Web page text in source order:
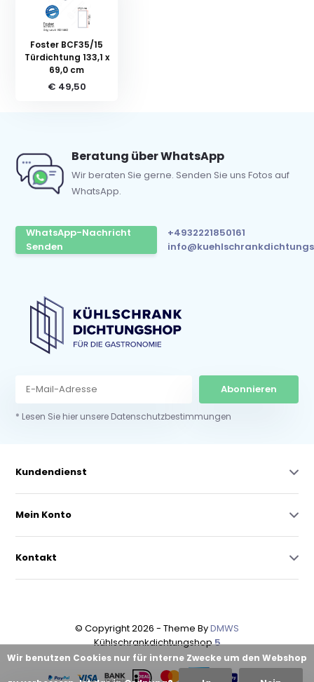
Foster BCF35/15
Türdichtung 133,1 x
69,0 cm
€ 49,50
Beratung über WhatsApp
Wir beraten Sie gerne. Senden Sie uns Fotos auf
WhatsApp.
WhatsApp-Nachricht
Senden
+4932221850161
Abonnieren
* Lesen Sie hier unsere Datenschutzbestimmungen
Kundendienst
Mein Konto
Kontakt
© Copyright 2026 - Theme ByDMWS
Kühlschrankdichtungshop5
Wir benutzen Cookies nur für interne Zwecke um den Webshop